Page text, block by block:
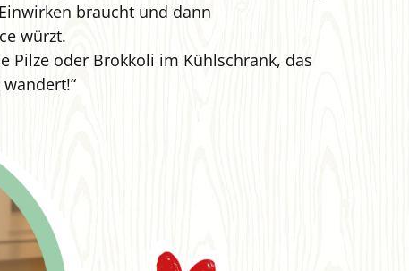
braucht und dann
würzt.
Pilze oder Brokkoli im Kühlschrank, das